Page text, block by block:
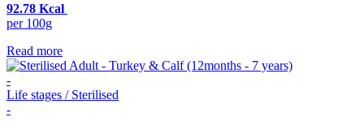
92.78 Kcal
per 100g
Read more
-
Life stages / Sterilised
-